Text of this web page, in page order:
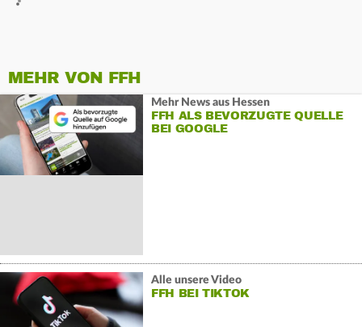
MEHR VON FFH
Mehr News aus Hessen
FFH ALS BEVORZUGTE QUELLE
BEI GOOGLE
Alle unsere Video
FFH BEI TIKTOK